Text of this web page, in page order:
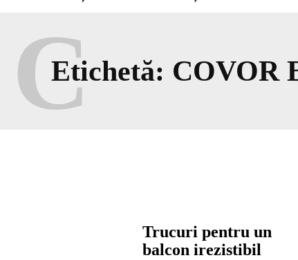
Etichetă: COVOR
C
Trucuri pentru un
balcon irezistibil